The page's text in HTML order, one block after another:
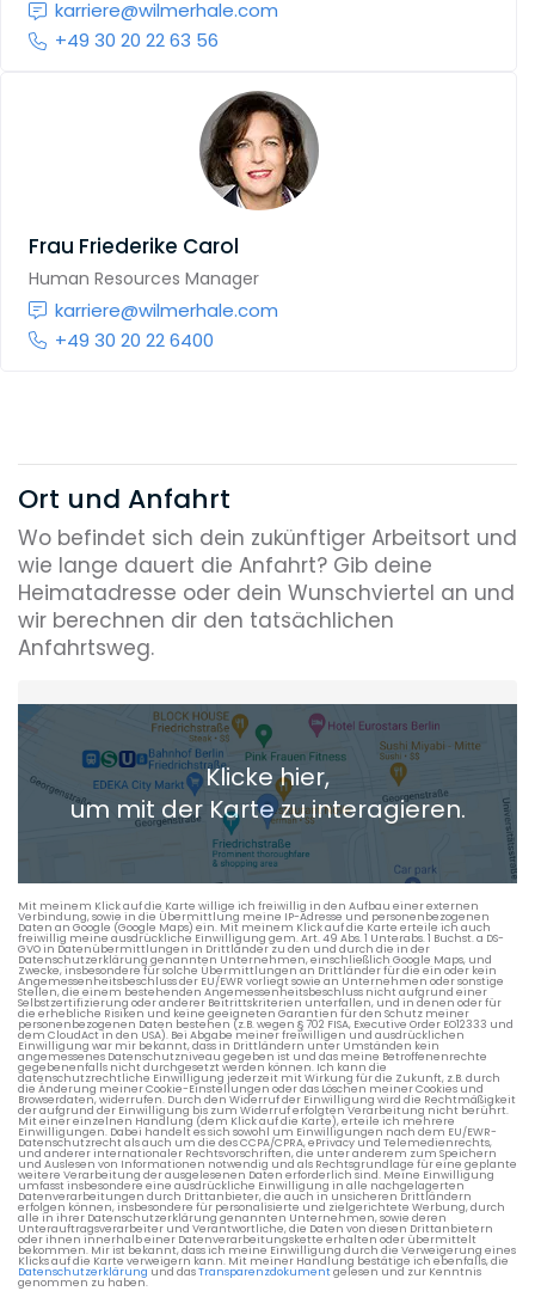
karriere@wilmerhale.com
+49 30 20 22 63 56
Frau Friederike Carol
Human Resources Manager
karriere@wilmerhale.com
+49 30 20 22 6400
Ort und Anfahrt
Wo befindet sich dein zukünftiger Arbeitsort und
wie lange dauert die Anfahrt? Gib deine
Heimatadresse oder dein Wunschviertel an und
wir berechnen dir den tatsächlichen
Anfahrtsweg.
Heimatadresse oder Wunschort
+ Aktuellen Standort hinzufügen
Die berechneten Anreisezeiten basieren auf den
Verkehrsdaten eines typischen Dienstag morgens um 8:30.
Klicke hier,
um mit der Karte zu interagieren.
Mit meinem Klick auf die Karte willige ich freiwillig in den Aufbau einer externen
Verbindung, sowie in die Übermittlung meine IP-Adresse und personenbezogenen
Daten an Google (Google Maps) ein. Mit meinem Klick auf die Karte erteile ich auch
freiwillig meine ausdrückliche Einwilligung gem. Art. 49 Abs. 1 Unterabs. 1 Buchst. a DS-
GVO in Datenübermittlungen in Drittländer zu den und durch die in der
Datenschutzerklärung genannten Unternehmen, einschließlich Google Maps, und
Zwecke, insbesondere für solche Übermittlungen an Drittländer für die ein oder kein
Angemessenheitsbeschluss der EU/EWR vorliegt sowie an Unternehmen oder sonstige
Stellen, die einem bestehenden Angemessenheitsbeschluss nicht aufgrund einer
Selbstzertifizierung oder anderer Beitrittskriterien unterfallen, und in denen oder für
die erhebliche Risiken und keine geeigneten Garantien für den Schutz meiner
personenbezogenen Daten bestehen (z.B. wegen § 702 FISA, Executive Order EO12333 und
dem CloudAct in den USA). Bei Abgabe meiner freiwilligen und ausdrücklichen
Einwilligung war mir bekannt, dass in Drittländern unter Umständen kein
angemessenes Datenschutzniveau gegeben ist und das meine Betroffenenrechte
gegebenenfalls nicht durchgesetzt werden können. Ich kann die
datenschutzrechtliche Einwilligung jederzeit mit Wirkung für die Zukunft, z.B. durch
die Änderung meiner Cookie-Einstellungen oder das Löschen meiner Cookies und
Browserdaten, widerrufen. Durch den Widerruf der Einwilligung wird die Rechtmäßigkeit
der aufgrund der Einwilligung bis zum Widerruf erfolgten Verarbeitung nicht berührt.
Mit einer einzelnen Handlung (dem Klick auf die Karte), erteile ich mehrere
Einwilligungen. Dabei handelt es sich sowohl um Einwilligungen nach dem EU/EWR-
Datenschutzrecht als auch um die des CCPA/CPRA, ePrivacy und Telemedienrechts,
und anderer internationaler Rechtsvorschriften, die unter anderem zum Speichern
und Auslesen von Informationen notwendig und als Rechtsgrundlage für eine geplante
weitere Verarbeitung der ausgelesenen Daten erforderlich sind. Meine Einwilligung
umfasst insbesondere eine ausdrückliche Einwilligung in alle nachgelagerten
Datenverarbeitungen durch Drittanbieter, die auch in unsicheren Drittländern
erfolgen können, insbesondere für personalisierte und zielgerichtete Werbung, durch
alle in ihrer Datenschutzerklärung genannten Unternehmen, sowie deren
Unterauftragsverarbeiter und Verantwortliche, die Daten von diesen Drittanbietern
oder ihnen innerhalb einer Datenverarbeitungskette erhalten oder übermittelt
bekommen. Mir ist bekannt, dass ich meine Einwilligung durch die Verweigerung eines
Klicks auf die Karte verweigern kann. Mit meiner Handlung bestätige ich ebenfalls, die
Datenschutzerklärung und dasTransparenzdokumentgelesen und zur Kenntnis
genommen zu haben.